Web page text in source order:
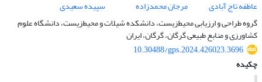
عاطفه تاج آبادی
مرجان محمدزاده
سپیده سعیدی
گروه طراحی و ارزیابی محیط‌زیست، دانشکده شیلات و محیط‌زیست، دانشگاه علوم
کشاورزی و منابع طبیعی گرگان، گرگان، ایران
10.30488/gps.2024.426023.3696
چکیده